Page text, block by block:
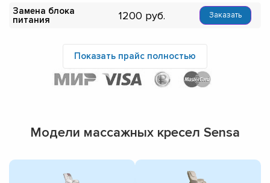
Замена блока
питания
1200 Заказать
Показать прайс полностью
Модели массажных кресел Sensa